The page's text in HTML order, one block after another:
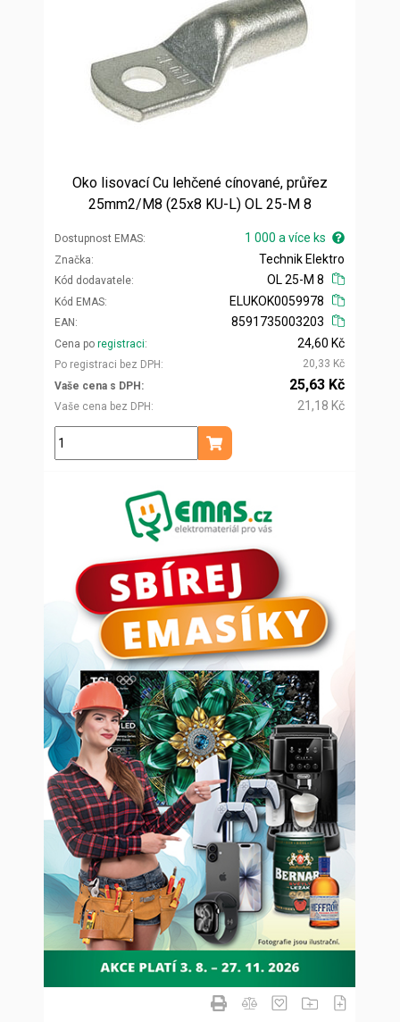
Oko lisovací Cu lehčené cínované, průřez
25mm2/M8 (25x8 KU-L) OL 25-M 8
Dostupnost EMAS 1 000 a více ks
Značka
Kód dodavatele
Technik Elektro
OL 25-M 8
Kód EMAS
EAN
ELUKOK0059978
8591735003203
Cena po registraci
Po registraci bez DPH
24,60 Kč
20,33 Kč
Vaše cena s DPH
Vaše cena bez DPH
25,63 Kč
21,18 Kč
ks
Přidat do košíku